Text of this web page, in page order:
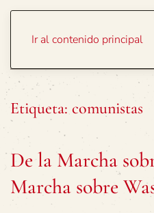
Ir al contenido principal
Etiqueta: comunistas
De la Marcha
Marcha sobre